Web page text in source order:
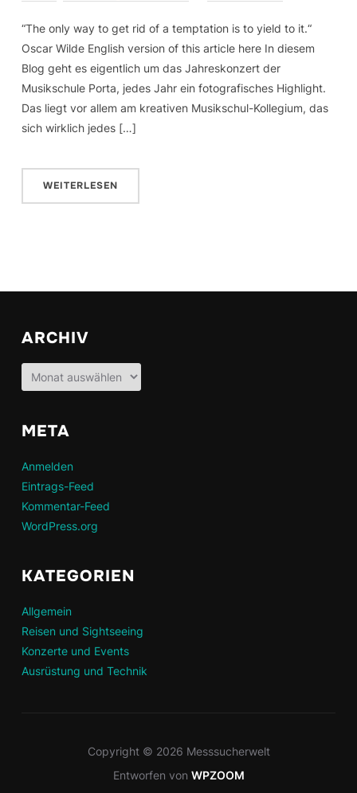
“The only way to get rid of a temptation is to yield to it.“
Oscar Wilde English version of this article here In diesem
Blog geht es eigentlich um das Jahreskonzert der
Musikschule Porta, jedes Jahr ein fotografisches Highlight.
Das liegt vor allem am kreativen Musikschul-Kollegium, das
sich wirklich jedes […]
WEITERLESEN
ARCHIV
Archiv
META
Anmelden
Eintrags-Feed
Kommentar-Feed
WordPress.org
KATEGORIEN
Allgemein
Reisen und Sightseeing
Konzerte und Events
Ausrüstung und Technik
Copyright © 2026 Messsucherwelt
Entworfen von WPZOOM